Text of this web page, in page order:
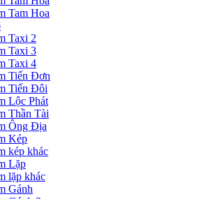
Tam Hoa
Taxi 2
Taxi 3
Taxi 4
Tiến Đơn
Tiến Đôi
Lộc Phát
Thần Tài
Ông Địa
Kép
kép khác
Lặp
lặp khác
Gánh